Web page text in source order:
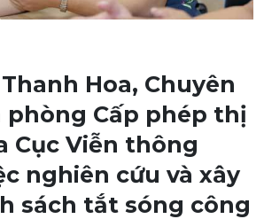
Hoa, Chuyên
phòng Cấp phép thị
Cục Viễn thông
nghiên cứu và xây
sách tắt sóng công